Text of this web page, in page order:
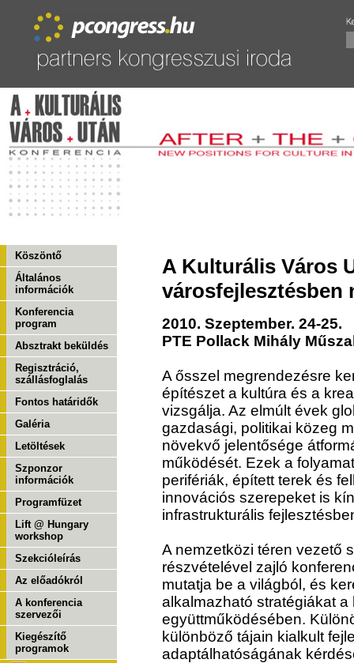
Köszöntő
Általános
információk
Konferencia
program
Absztrakt beküldés
Regisztráció,
szállásfoglalás
Fontos határidők
Galéria
Letöltések
Szponzor
információk
Programfüzet
Lift @ Hungary
workshop
Szekcióleírás
Az előadókról
A konferencia
szervezői
Kiegészítő
programok
A Kulturális Város
városfejlesztésben
2010. Szeptember. 24-25.
PTE Pollack Mihály
A ősszel megrendezésre
építészet a kultúra és a
vizsgálja. Az elmúlt évek
gazdasági, politikai közeg
növekvő jelentősége
működését. Ezek a
perifériák, épített terek és
innovációs szerepeket is
infrastrukturális
A nemzetközi téren vezető
részvételével zajló
mutatja be a világból, és
alkalmazható stratégiákat
együttműködésében.
különböző tájain kialkult
adaptálhatóságának